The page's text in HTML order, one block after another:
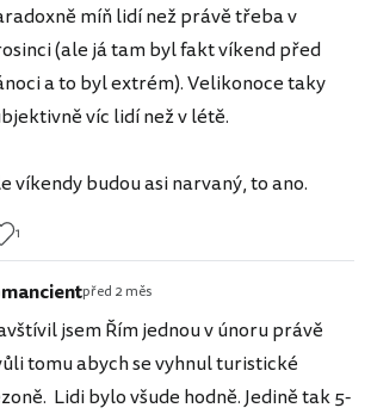
míň lidí než právě třeba v
(ale já tam byl fakt víkend před
a to byl extrém). Velikonoce taky
víc lidí než v létě.
víkendy budou asi narvaný, to ano.
1
před 2 měs
jsem Řím jednou v únoru právě
tomu abych se vyhnul turistické
Lidi bylo všude hodně. Jedině tak 5-